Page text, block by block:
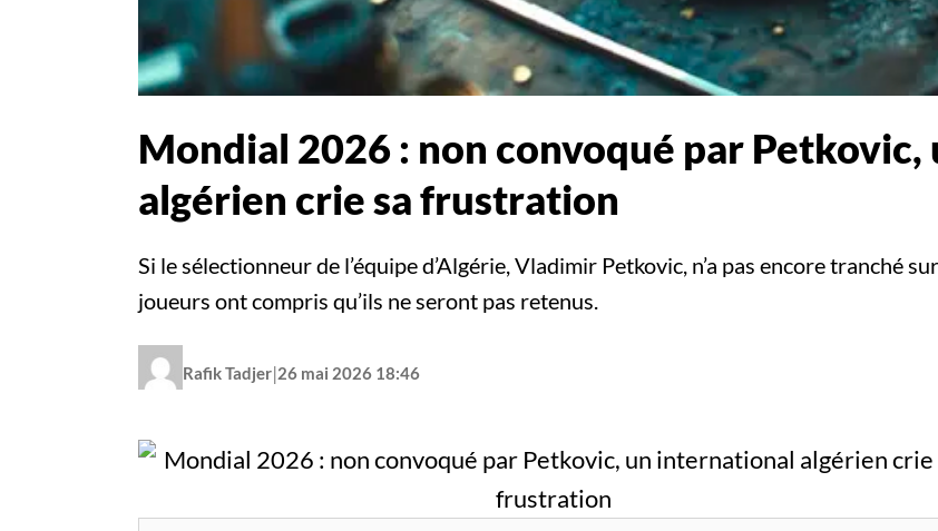
Mondial 2026 : non convoqué par
algérien crie sa frustration
Si le sélectionneur de l’équipe d’Algérie, Vladimir Petkovic, n’a pas encore tranché
joueurs ont compris qu’ils ne seront pas retenus.
Rafik Tadjer|26 mai 2026 18:46